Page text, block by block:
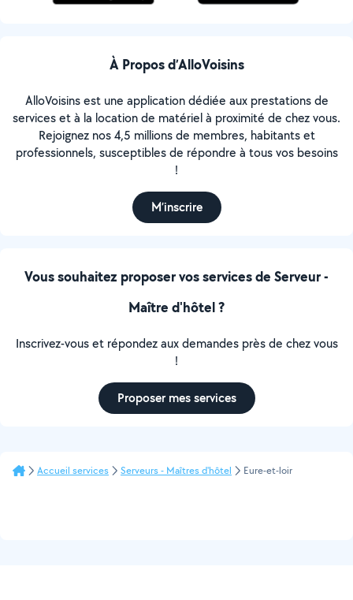
Vous souhaitez proposer vos services de Serveur -
Maître d'hôtel ?
Inscrivez-vous et répondez aux demandes près de chez vous
!
Proposer mes services
À Propos d’AlloVoisins
AlloVoisins est une application dédiée aux prestations de
services et à la location de matériel à proximité de chez vous.
Rejoignez nos 4,5 millions de membres, habitants et
professionnels, susceptibles de répondre à tous vos besoins
!
M’inscrire
Accueil services Serveurs - Maîtres d'hôtel Eure-et-loir